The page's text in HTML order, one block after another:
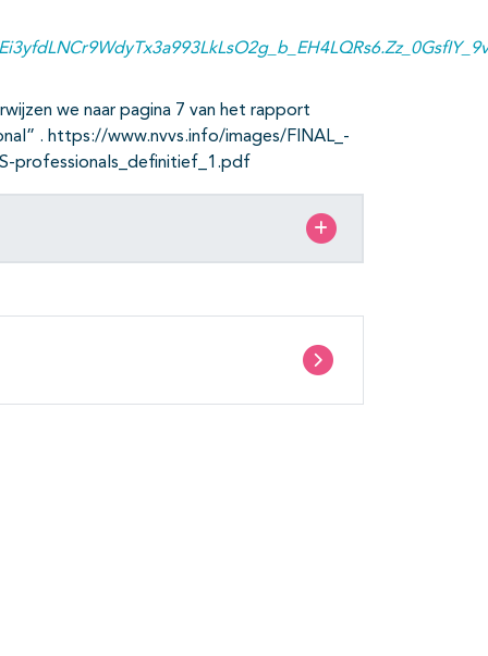
we naar pagina 7 van het rapport
. https://www.nvvs.info/images/FINAL_-
professionals_definitief_1.pdf